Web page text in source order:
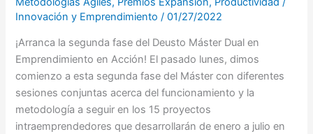
Innovación y Emprendimiento/01/27/2022
¡Arranca la segunda fase del Deusto Máster Dual en
Emprendimiento en Acción! El pasado lunes, dimos
comienzo a esta segunda fase del Máster con diferentes
sesiones conjuntas acerca del funcionamiento y la
metodología a seguir en los 15 proyectos
intraemprendedores que desarrollarán de enero a julio en